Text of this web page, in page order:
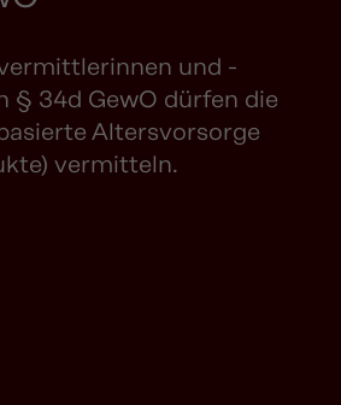
und -
§ 34d GewO dürfen die
Altersvorsorge
vermitteln.